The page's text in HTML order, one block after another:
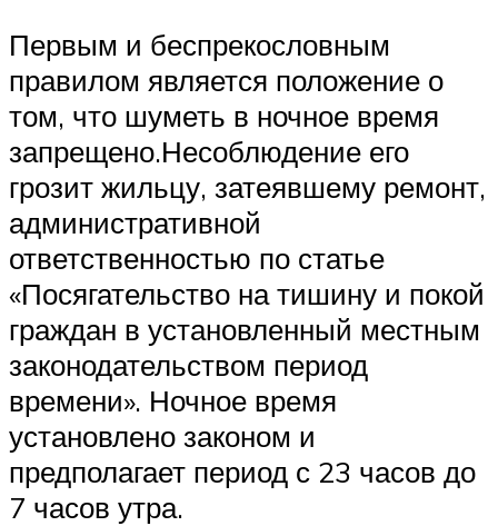
Первым и беспрекословным
правилом является положение о
том, что шуметь в ночное время
запрещено.Несоблюдение его
грозит жильцу, затеявшему ремонт,
административной
ответственностью по статье
«Посягательство на тишину и покой
граждан в установленный местным
законодательством период
времени». Ночное время
установлено законом и
предполагает период с 23 часов до
7 часов утра.